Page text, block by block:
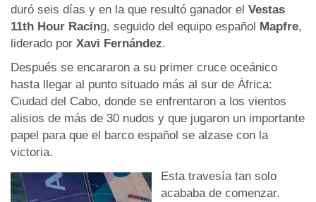
duró seis días y en la que resultó ganador el Vestas
11th Hour Racing, seguido del equipo español Mapfre,
liderado por Xavi Fernández.
Después se encararon a su primer cruce oceánico
hasta llegar al punto situado más al sur de África:
Ciudad del Cabo, donde se enfrentaron a los vientos
alisios de más de 30 nudos y que jugaron un importante
papel para que el barco español se alzase con la
victoria.
Esta travesía tan solo
acababa de comenzar.